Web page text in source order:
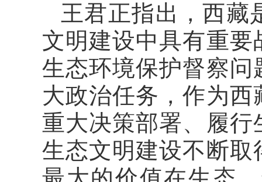
王君正指出，西藏
文明建设中具有重
生态环境保护督察
大政治任务，作为
重大决策部署、履
生态文明建设不断